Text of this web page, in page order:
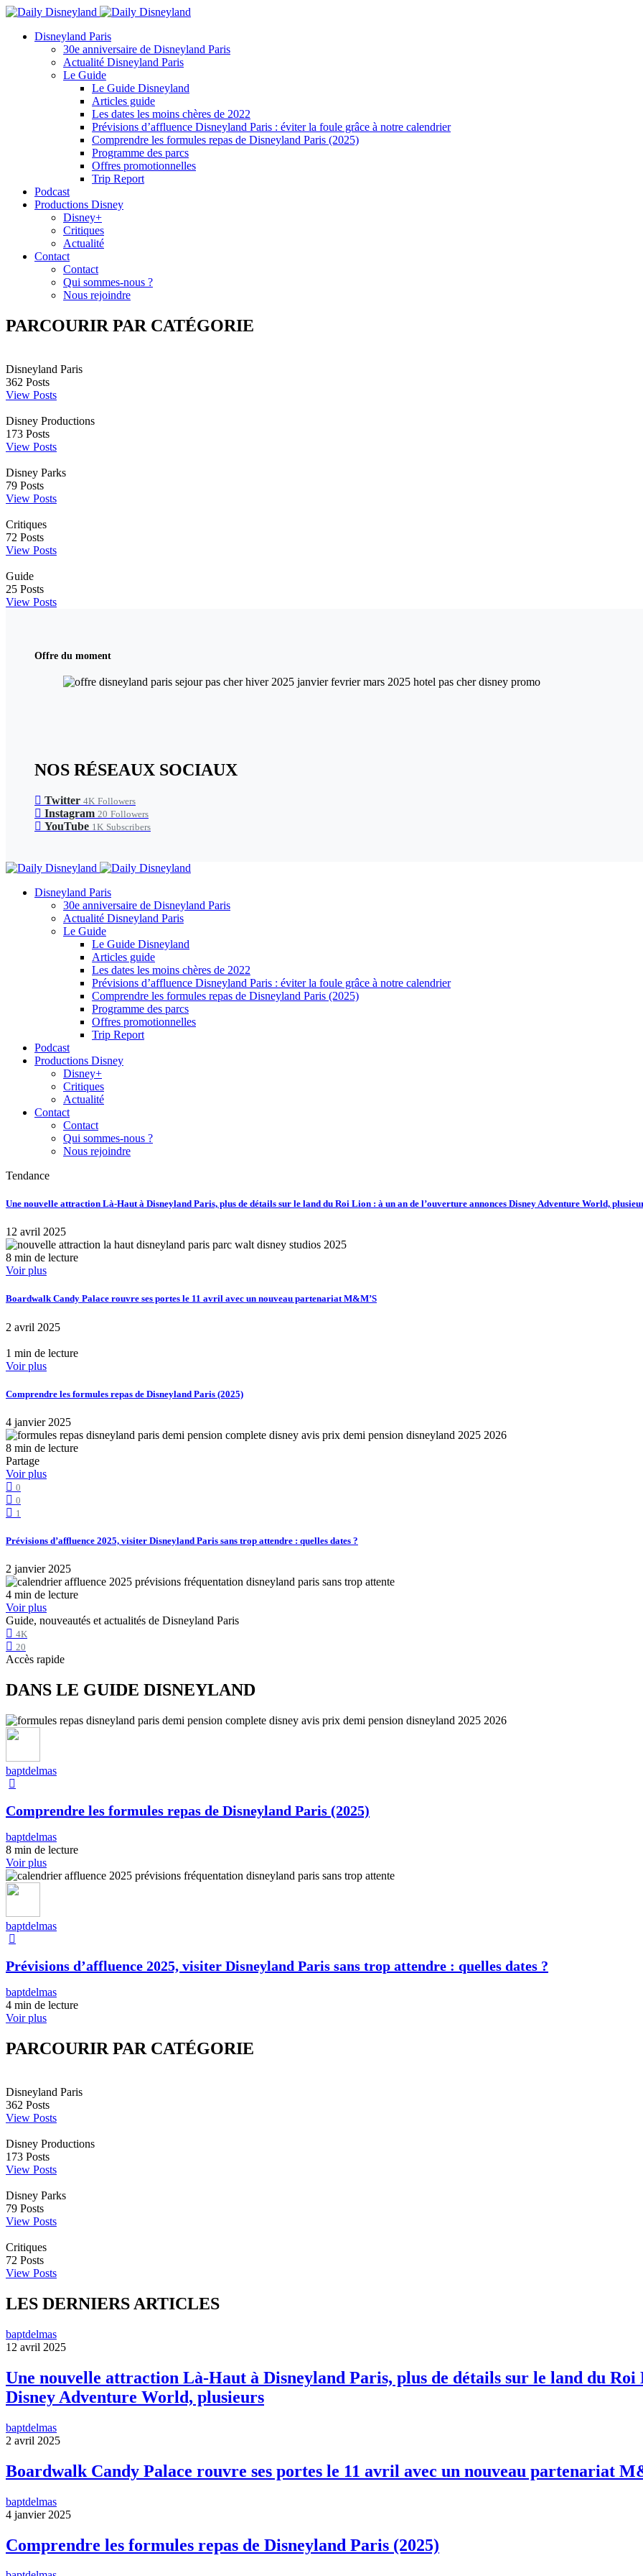
Disneyland Paris
30e anniversaire de Disneyland Paris
Actualité Disneyland Paris
Le Guide
Le Guide Disneyland
Articles guide
Les dates les moins chères de 2022
Prévisions d’affluence Disneyland Paris : éviter la foule grâce à notre calendrier
Comprendre les formules repas de Disneyland Paris (2025)
Programme des parcs
Offres promotionnelles
Trip Report
Podcast
Productions Disney
Disney+
Critiques
Actualité
Contact
Contact
Qui sommes-nous ?
Nous rejoindre
PARCOURIR PAR CATÉGORIE
Disneyland Paris
362 Posts
View Posts
Disney Productions
173 Posts
View Posts
Disney Parks
79 Posts
View Posts
Critiques
72 Posts
View Posts
Guide
25 Posts
View Posts
Offre du moment
NOS RÉSEAUX SOCIAUX
Twitter 4K Followers
Instagram 20 Followers
YouTube 1K Subscribers
Disneyland Paris
30e anniversaire de Disneyland Paris
Actualité Disneyland Paris
Le Guide
Le Guide Disneyland
Articles guide
Les dates les moins chères de 2022
Prévisions d’affluence Disneyland Paris : éviter la foule grâce à notre calendrier
Comprendre les formules repas de Disneyland Paris (2025)
Programme des parcs
Offres promotionnelles
Trip Report
Podcast
Productions Disney
Disney+
Critiques
Actualité
Contact
Contact
Qui sommes-nous ?
Nous rejoindre
Tendance
Une nouvelle attraction Là-Haut à Disneyland Paris, plus de détails sur le land du Roi Lion : à un an de l’ouverture annonces Disney Adventure World,
12 avril 2025
8 min de lecture
Voir plus
Boardwalk Candy Palace rouvre ses portes le 11 avril avec un nouveau partenariat M&M’S
2 avril 2025
1 min de lecture
Voir plus
Comprendre les formules repas de Disneyland Paris (2025)
4 janvier 2025
8 min de lecture
Partage
Voir plus
0
0
1
Prévisions d’affluence 2025, visiter Disneyland Paris sans trop attendre : quelles dates ?
2 janvier 2025
4 min de lecture
Voir plus
Guide, nouveautés et actualités de Disneyland Paris
4K
20
Accès rapide
DANS LE GUIDE DISNEYLAND
baptdelmas
Comprendre les formules repas de Disneyland Paris (2025)
baptdelmas
8 min de lecture
Voir plus
baptdelmas
Prévisions d’affluence 2025, visiter Disneyland Paris sans trop attendre : quelles dates ?
baptdelmas
4 min de lecture
Voir plus
PARCOURIR PAR CATÉGORIE
Disneyland Paris
362 Posts
View Posts
Disney Productions
173 Posts
View Posts
Disney Parks
79 Posts
View Posts
Critiques
72 Posts
View Posts
LES DERNIERS ARTICLES
baptdelmas
12 avril 2025
Une nouvelle attraction Là-Haut à Disneyland Paris, plus de détails sur le land du Roi
Disney Adventure World, plusieurs
baptdelmas
2 avril 2025
Boardwalk Candy Palace rouvre ses portes le 11 avril avec un nouveau partenariat
baptdelmas
4 janvier 2025
Comprendre les formules repas de Disneyland Paris (2025)